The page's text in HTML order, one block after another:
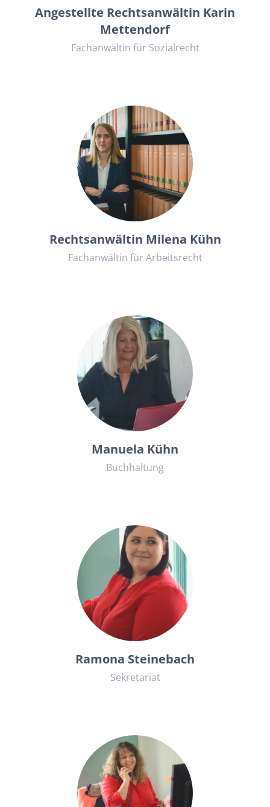
Angestellte Rechtsanwältin Karin
Mettendorf
Fachanwältin für Sozialrecht
+49684167007
kanzlei@rae-kuehn.de
Rechtsanwältin Milena Kühn
Fachanwältin für Arbeitsrecht
06841934419
kanzlei@rae-kuehn.de
Manuela Kühn
Buchhaltung
06841934412
kanzlei@rae-kuehn.de
Ramona Steinebach
Sekretariat